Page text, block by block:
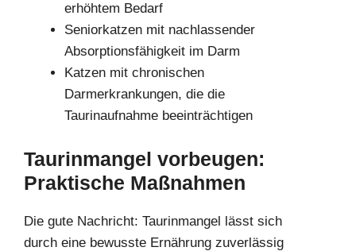
erhöhtem Bedarf
Seniorkatzen mit nachlassender
Absorptionsfähigkeit im Darm
Katzen mit chronischen
Darmerkrankungen, die die
Taurinaufnahme beeinträchtigen
Taurinmangel vorbeugen:
Praktische Maßnahmen
Die gute Nachricht: Taurinmangel lässt sich
durch eine bewusste Ernährung zuverlässig